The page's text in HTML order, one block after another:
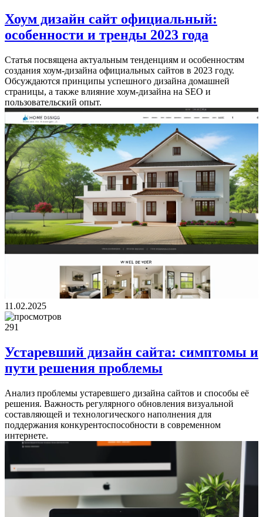
Хоум дизайн сайт официальный:
особенности и тренды 2023 года
Статья посвящена актуальным тенденциям и особенностям
создания хоум-дизайна официальных сайтов в 2023 году.
Обсуждаются принципы успешного дизайна домашней
страницы, а также влияние хоум-дизайна на SEO и
пользовательский опыт.
11.02.2025
291
Устаревший дизайн сайта: симптомы и
пути решения проблемы
Анализ проблемы устаревшего дизайна сайтов и способы её
решения. Важность регулярного обновления визуальной
составляющей и технологического наполнения для
поддержания конкурентоспособности в современном
интернете.